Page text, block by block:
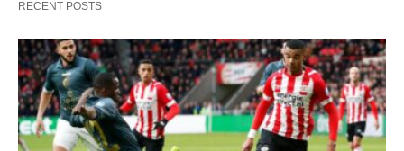
RECENT POSTS